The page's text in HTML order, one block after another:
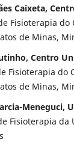
Caixeta,
Fisioterapia
de Minas,
Centro
Fisioterapia do
de Minas,
Meneguci,
Fisioterapia